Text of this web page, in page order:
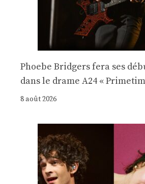
Phoebe Bridgers fera ses
dans le drame A24 «
8 août 2026